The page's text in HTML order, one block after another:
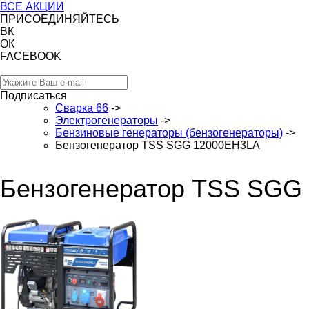
ВСЕ АКЦИИ
ПРИСОЕДИНЯЙТЕСЬ
ВК
ОК
FACEBOOK
Подписаться
Сварка 66 ->
Электрогенераторы ->
Бензиновые генераторы (бензогенераторы) ->
Бензогенератор TSS SGG 12000EH3LA
Бензогенератор TSS